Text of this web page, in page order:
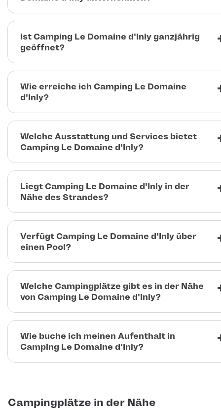
Ist Camping Le Domaine d'Inly ganzjährig
geöffnet?
Wie erreiche ich Camping Le Domaine
d'Inly?
Welche Ausstattung und Services bietet
Camping Le Domaine d'Inly?
Liegt Camping Le Domaine d'Inly in der
Nähe des Strandes?
Verfügt Camping Le Domaine d'Inly über
einen Pool?
Welche Campingplätze gibt es in der Nähe
von Camping Le Domaine d'Inly?
Wie buche ich meinen Aufenthalt in
Camping Le Domaine d'Inly?
Campingplätze in der Nähe